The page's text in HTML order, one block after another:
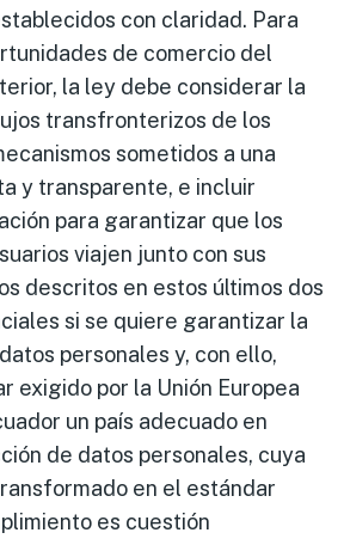
con claridad. Para
de comercio del
la ley debe considerar la
transfronterizos de los
sometidos a una
y transparente, e incluir
para garantizar que los
viajen junto con sus
descritos en estos últimos dos
si se quiere garantizar la
personales y, con ello,
exigido por la Unión Europea
un país adecuado en
de datos personales, cuya
en el estándar
es cuestión